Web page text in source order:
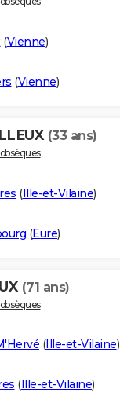
(Vienne)
(Vienne)
(33 ans)
(Ille-et-Vilaine)
(Eure)
(71 ans)
(Ille-et-Vilaine)
(Ille-et-Vilaine)